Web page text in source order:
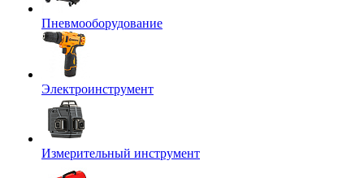
Пневмооборудование
Электроинструмент
Измерительный инструмент